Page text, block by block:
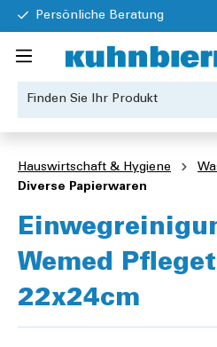
Persönliche Beratung
Hauswirtschaft & Hygiene
Diverse Papierwaren
Wemed
22x24cm